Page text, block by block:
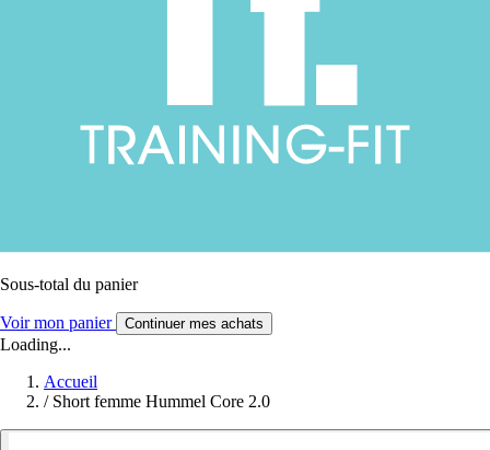
Sous-total du panier
Voir mon panier Continuer mes achats
Loading...
Accueil
/ Short femme Hummel Core 2.0